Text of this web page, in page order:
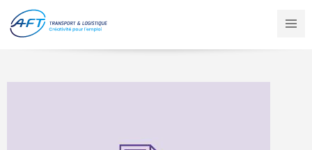
contenu
principal